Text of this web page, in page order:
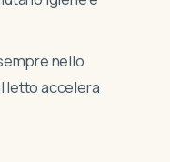
nello
letto accelera